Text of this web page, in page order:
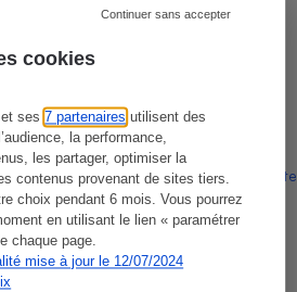
cookies
et ses7 partenaires utilisent des
la performance,
les partager, optimiser la
contenus provenant de sites tiers.
choix pendant 6 mois. Vous pourrez
en utilisant le lien « paramétrer
chaque page.
mise à jour le 12/07/2024
Continuer sans accepter
est représentative du marché,
des autorisations données
conformément aux règles de
La Note
relation contractuelle entre Que
référencés.